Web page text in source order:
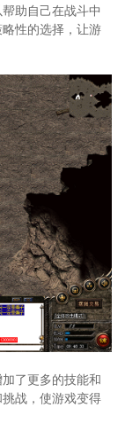
助自己在战斗中
性的选择，让游
了更多的技能和
战，使游戏变得